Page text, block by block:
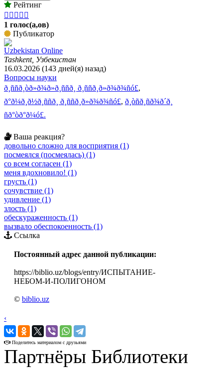
Рейтинг
    
1 голос(а,ов)
Публикатор
Uzbekistan Online
Tashkent, Узбекистан
16.03.2026 (143 дней(я) назад)
Вопросы науки
ð¸ññð¸òð»ð¾ð»ð¸ññð¸ ð¸ññð¸ð»ð¾ð¾ñó£,
ð°ð¼ð¸ð½ð¸ññð¸ ð¸ññð¸ð»ð¾ð¾ñó£, ð¸òñð¸ñð¾ð´ð¸
ñð°òð°ð¼ó£.
Ваша реакция?
довольно сложно для восприятия (1)
посмеялся (посмеялась) (1)
со всем согласен (1)
меня вдохновило! (1)
грусть (1)
сочувствие (1)
удивление (1)
злость (1)
обескураженность (1)
вызвало обеспокоенность (1)
Ссылка
Постоянный адрес данной публикации:
https://biblio.uz/blogs/entry/ИСПЫТАНИЕ-
НЕБОМ-И-ПОЛИГОНОМ
© biblio.uz
‹
›
Поделитесь материалом с друзьями
Партнёры Библиотеки